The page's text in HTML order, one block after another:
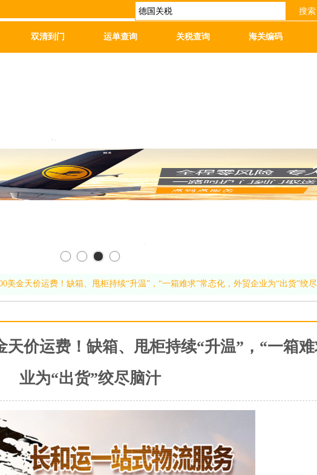
搜索
双清到门 运单查询 关税查询 海关编码
美金天价运费！缺箱、甩柜持续“升温”，“一箱难求”常态化，外贸企业为“出货”绞
天价运费！缺箱、甩柜持续“升温”，“一箱
业为“出货”绞尽脑汁